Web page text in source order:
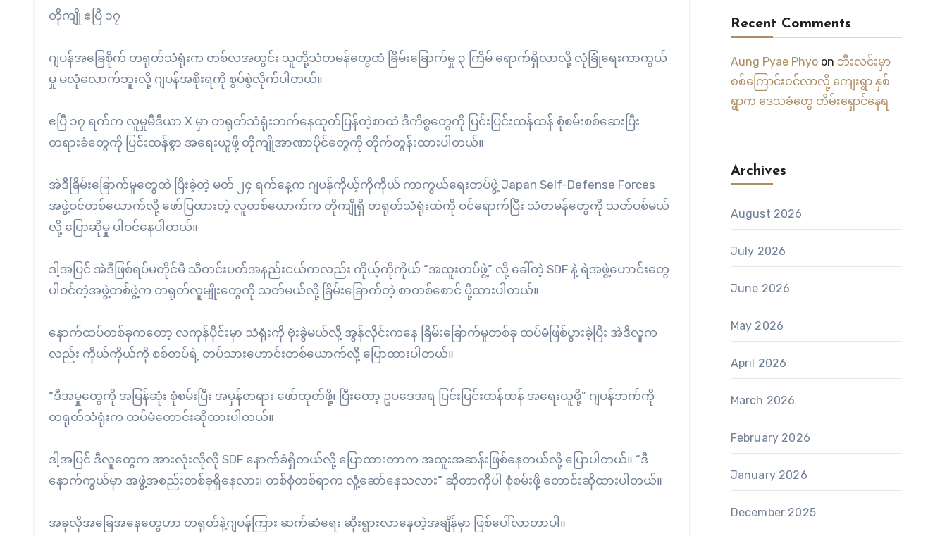
တိုကျို ဧပြီ ၁၇
ဂျပန်အခြေစိုက် တရုတ်သံရုံးက တစ်လအတွင်း သူတို့သံတမန်တွေထံ ခြိမ်းခြောက်မှု ၃ ကြိမ် ရောက်ရှိလာလို့ လုံခြုံရေးကာကွယ်
မှု မလုံလောက်ဘူးလို့ ဂျပန်အစိုးရကို စွပ်စွဲလိုက်ပါတယ်။
ဧပြီ ၁၇ ရက်က လူမှုမီဒီယာ X မှာ တရုတ်သံရုံးဘက်နေထုတ်ပြန်တဲ့စာထဲ ဒီကိစ္စတွေကို ပြင်းပြင်းထန်ထန် စုံစမ်းစစ်ဆေးပြီး
တရားခံတွေကို ပြင်းထန်စွာ အရေးယူဖို့ တိုကျိုအာဏာပိုင်တွေကို တိုက်တွန်းထားပါတယ်။
အဲဒီခြိမ်းခြောက်မှုတွေထဲ ပြီးခဲ့တဲ့ မတ် ၂၄ ရက်နေ့က ဂျပန်ကိုယ့်ကိုကိုယ် ကာကွယ်ရေးတပ်ဖွဲ့ Japan Self-Defense Forces
အဖွဲ့ဝင်တစ်ယောက်လို့ ဖော်ပြထားတဲ့ လူတစ်ယောက်က တိုကျိုရှိ တရုတ်သံရုံးထဲကို ဝင်ရောက်ပြီး သံတမန်တွေကို သတ်ပစ်မယ်
လို့ ပြောဆိုမှု ပါဝင်နေပါတယ်။
ဒါ့အပြင် အဲဒီဖြစ်ရပ်မတိုင်မီ သီတင်းပတ်အနည်းငယ်ကလည်း ကိုယ့်ကိုကိုယ် “အထူးတပ်ဖွဲ့” လို့ ခေါ်တဲ့ SDF နဲ့ ရဲအဖွဲ့ဟောင်းတွေ
ပါဝင်တဲ့အဖွဲ့တစ်ဖွဲ့က တရုတ်လူမျိုးတွေကို သတ်မယ်လို့ ခြိမ်းခြောက်တဲ့ စာတစ်စောင် ပို့ထားပါတယ်။
နောက်ထပ်တစ်ခုကတော့ လကုန်ပိုင်းမှာ သံရုံးကို ဗုံးခွဲမယ်လို့ အွန်လိုင်းကနေ ခြိမ်းခြောက်မှုတစ်ခု ထပ်မံဖြစ်ပွားခဲ့ပြီး အဲဒီလူက
လည်း ကိုယ်ကိုယ်ကို စစ်တပ်ရဲ့ တပ်သားဟောင်းတစ်ယောက်လို့ ပြောထားပါတယ်။
“ဒီအမှုတွေကို အမြန်ဆုံး စုံစမ်းပြီး အမှန်တရား ဖော်ထုတ်ဖို့၊ ပြီးတော့ ဥပဒေအရ ပြင်းပြင်းထန်ထန် အရေးယူဖို့” ဂျပန်ဘက်ကို
တရုတ်သံရုံးက ထပ်မံတောင်းဆိုထားပါတယ်။
ဒါ့အပြင် ဒီလူတွေက အားလုံးလိုလို SDF နောက်ခံရှိတယ်လို့ ပြောထားတာက အထူးအဆန်းဖြစ်နေတယ်လို့ ပြောပါတယ်။ “ဒီ
နောက်ကွယ်မှာ အဖွဲ့အစည်းတစ်ခုရှိနေလား၊ တစ်စုံတစ်ရာက လှုံ့ဆော်နေသလား” ဆိုတာကိုပါ စုံစမ်းဖို့ တောင်းဆိုထားပါတယ်။
အခုလိုအခြေအနေတွေဟာ တရုတ်နဲ့ဂျပန်ကြား ဆက်ဆံရေး ဆိုးရွားလာနေတဲ့အချိန်မှာ ဖြစ်ပေါ်လာတာပါ။
Recent Comments
Aung Pyae Phyoon ဘီးလင်းမှာ
စစ်ကြောင်းဝင်လာလို့ ကျေးရွာ နှစ်
ရွာက ဒေသခံတွေ တိမ်းရှောင်နေရ
Archives
August 2026
July 2026
June 2026
May 2026
April 2026
March 2026
February 2026
January 2026
December 2025